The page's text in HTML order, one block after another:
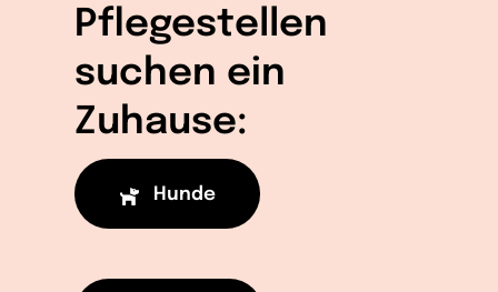
Pflegestellen
suchen ein
Zuhause:
Hunde